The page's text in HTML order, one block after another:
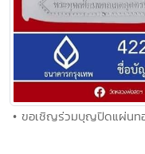
• ขอเชิญร่วมบุญปิดแผ่นท